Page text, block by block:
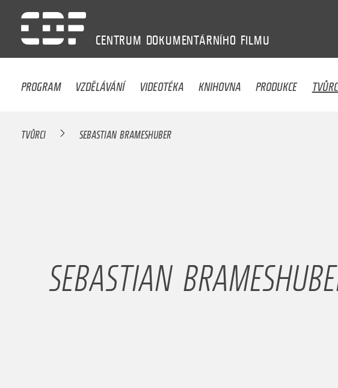
CENTRUM DOKUMENTÁRNÍHO FILMU
PROGRAM VZDĚLÁVÁNÍ VIDEOTÉKA KNIHOVNA PRODUKCE
TVŮRCI SEBASTIAN BRAMESHUBER
SEBASTIAN